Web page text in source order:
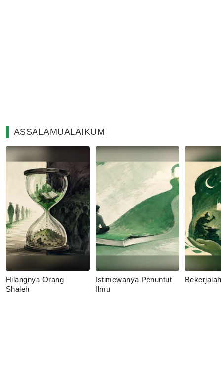
ASSALAMUALAIKUM
Hilangnya Orang
Shaleh
Istimewanya Penuntut
Ilmu
Bekerjalah